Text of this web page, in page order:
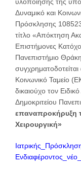
Δυναμικό και
Πρόσκλησης
τίτλο «Απόκτηση
Επιστήμονες
Πανεπιστήμιο
Κοινωνικό Ταμείο
δικαιούχο τον
Δημοκριτείου
επαναπροκήρυξη
Χειρουργική»